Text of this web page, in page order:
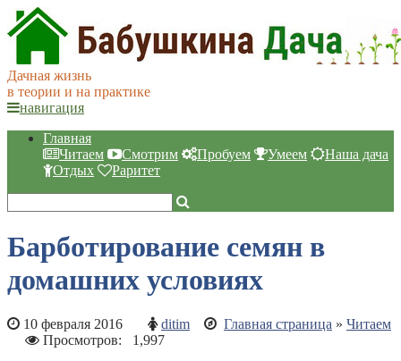
Дачная жизнь
в теории и на практике
навигация
Главная
Читаем
Смотрим Пробуем Умеем
Наша дача
Отдых
Раритет
Барботирование семян в
домашних условиях
10 февраля 2016 ditim Главная страница » Читаем
Просмотров: 1,997